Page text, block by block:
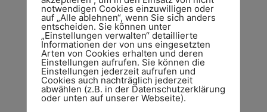
Zum Produkt
notwendigen Cookies einzuwilligen oder
auf „Alle ablehnen“, wenn Sie sich anders
entscheiden. Sie können unter
„Einstellungen verwalten“ detaillierte
Informationen der von uns eingesetzten
Arten von Cookies erhalten und deren
Einstellungen aufrufen. Sie können die
Einstellungen jederzeit aufrufen und
Cookies auch nachträglich jederzeit
abwählen (z.B. in der Datenschutzerklärung
oder unten auf unserer Webseite).